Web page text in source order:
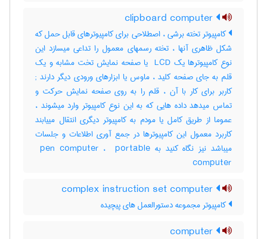
کامپیوتر تخته برشی ، اصطلاحی برای کامپیوترهای قابل حمل که
شکل ظاهری آنها ، تخته رسمهای معمول را تداعی میسازد این
نوع کامپیوترها یک ‎ LCD یا صفحه نمایش تخت مشابه و یک
قلم به جای صفحه کلید ، ماوس یا ابزارهای ورودی دیگر دارند‎ ;
کاربر برای کار با آن ، قلم را به روی صفحه نمایش حرکت و
تماس میدهد داده هایی که به این نوع کامپیوتر وارد میشوند ،
عموما از طریق کامل یا مودم به کامپیوتر دیگری انتقال مییابند
کاربرد معمول این کامپیوترها در جمع آوری اطلاعات و جلسات
میباشد نیز نگاه کنید به ‎ pen computer ، ‎ portable
computer
کامپیوتر مجموعه دستورالعمل های پیچیده